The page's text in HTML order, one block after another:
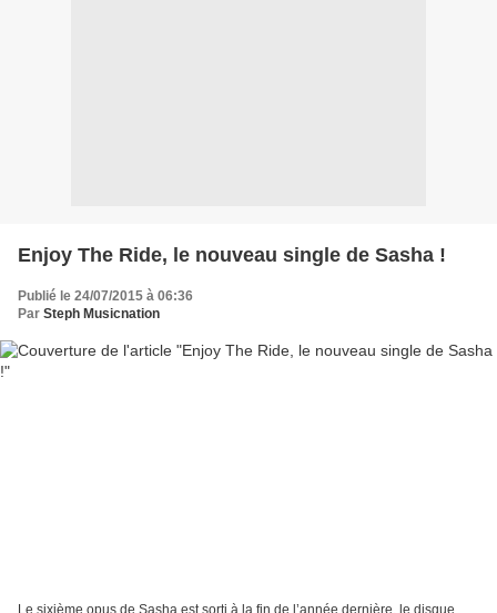
Enjoy The Ride, le nouveau single de Sasha !
Publié le 24/07/2015 à 06:36
Par Steph Musicnation
Le sixième opus de Sasha est sorti à la fin de l’année dernière, le disque